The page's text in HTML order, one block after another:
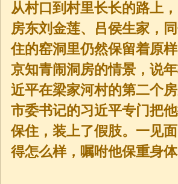
从村口到村里长长的路上
房东刘金莲、吕侯生家，
住的窑洞里仍然保留着原
京知青闹洞房的情景，说
近平在梁家河村的第二个
市委书记的习近平专门把
保住，装上了假肢。一见
得怎么样，嘱咐他保重身体